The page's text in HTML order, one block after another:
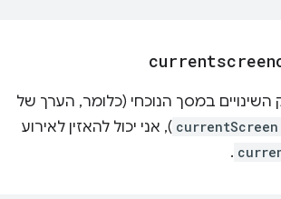
השינויים במסך הנוכחי (כלומר, הערך של
currentScreen ), אני יכול להאזין לאירוע
.